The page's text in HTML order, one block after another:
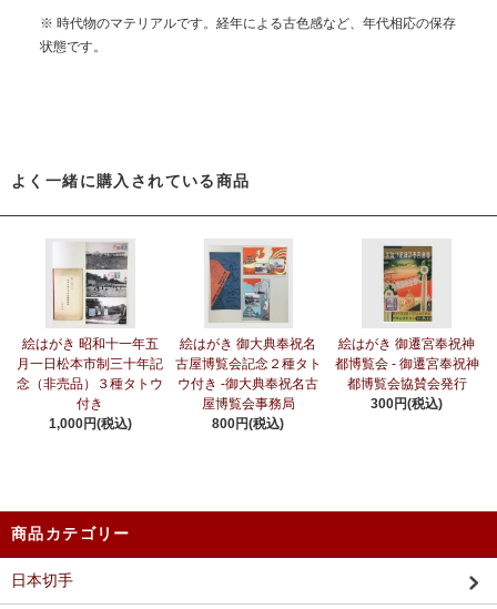
※ 時代物のマテリアルです。経年による古色感など、年代相応の保存
状態です。
よく一緒に購入されている商品
絵はがき 昭和十一年五
月一日松本市制三十年記
念（非売品）３種タトウ
付き
1,000円(税込)
絵はがき 御大典奉祝名
古屋博覧会記念２種タト
ウ付き -御大典奉祝名古
屋博覧会事務局
800円(税込)
絵はがき 御遷宮奉祝神
都博覧会 - 御遷宮奉祝神
都博覧会協賛会発行
300円(税込)
商品カテゴリー
日本切手